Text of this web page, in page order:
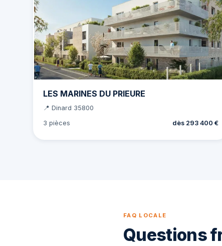
LES MARINES DU PRIEURE
📍 Dinard 35800
3 pièces
dès 293 400 €
FAQ LOCALE
Questions